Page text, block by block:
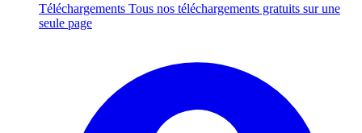
Téléchargements Tous nos téléchargements gratuits sur une
seule page